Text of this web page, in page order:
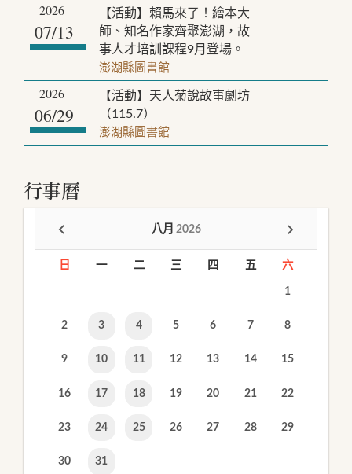
2026
07/13
【活動】賴馬來了！繪本大
師、知名作家齊聚澎湖，故
事人才培訓課程9月登場。
澎湖縣圖書館
2026
06/29
【活動】天人菊說故事劇坊
（115.7）
澎湖縣圖書館
行事曆
八月 2026
日 一 二 三 四 五 六
1
2 3 4 5 6 7 8
9 10 11 12 13 14 15
16 17 18 19 20 21 22
23 24 25 26 27 28 29
30 31